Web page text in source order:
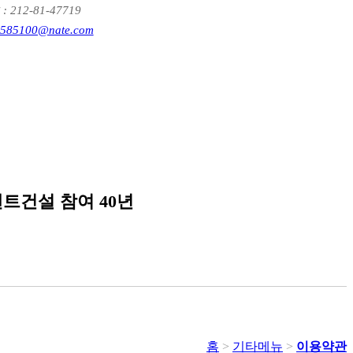
건설 참여 40년
홈 > 기타메뉴 > 이용약관
212-81-47719